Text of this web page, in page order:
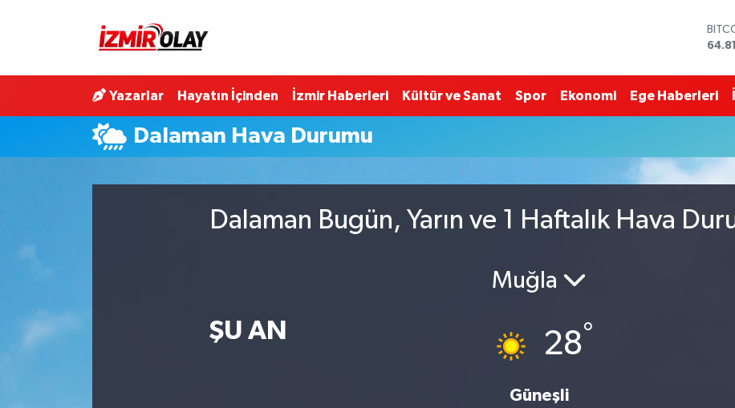
Yazarlar Hayatın İçinden İzmir Haberleri Kültür ve Sanat Spor Ekonomi Ege Haberleri
Dalaman Hava Durumu
Dalaman Bugün, Yarın ve 1 Haftalık Hava
ŞU AN
Muğla
28°
Güneşli
Konak Trafik Yoğunluk Haritası
Süper Lig Puan Durumu ve Fikstür
Tüm Manşetler